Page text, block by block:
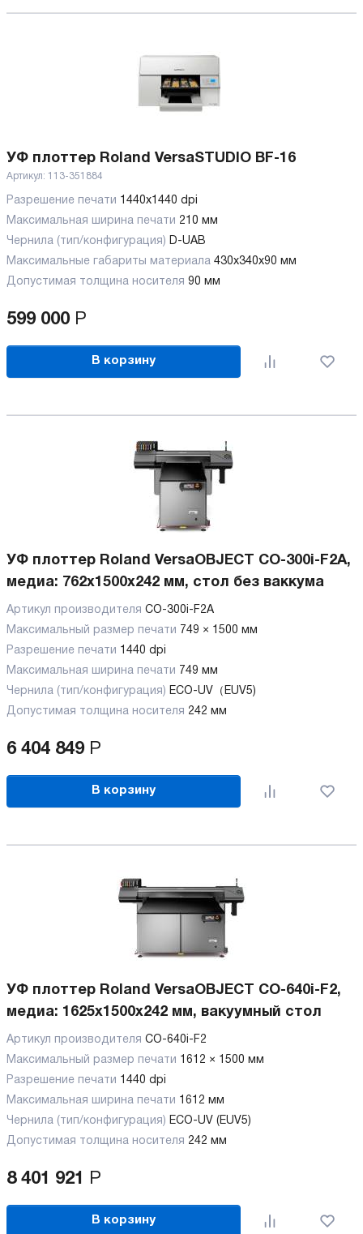
УФ плоттер Roland VersaSTUDIO BF-16
Артикул: 113-351884
Разрешение печати 1440x1440 dpi
Максимальная ширина печати 210 мм
Чернила (тип/конфигурация) D-UAB
Максимальные габариты материала 430x340x90 мм
Допустимая толщина носителя 90 мм
599 000 Р
В корзину
УФ плоттер Roland VersaOBJECT CO-300i-F2A,
медиа: 762x1500x242 мм, стол без ваккума
Артикул производителя CO-300i-F2A
Максимальный размер печати 749 × 1500 мм
Разрешение печати 1440 dpi
Максимальная ширина печати 749 мм
Чернила (тип/конфигурация) ECO-UV（EUV5)
Допустимая толщина носителя 242 мм
6 404 849 Р
В корзину
УФ плоттер Roland VersaOBJECT CO-640i-F2,
медиа: 1625x1500x242 мм, вакуумный стол
Артикул производителя CO-640i-F2
Максимальный размер печати 1612 × 1500 мм
Разрешение печати 1440 dpi
Максимальная ширина печати 1612 мм
Чернила (тип/конфигурация) ECO-UV (EUV5)
Допустимая толщина носителя 242 мм
8 401 921 Р
В корзину